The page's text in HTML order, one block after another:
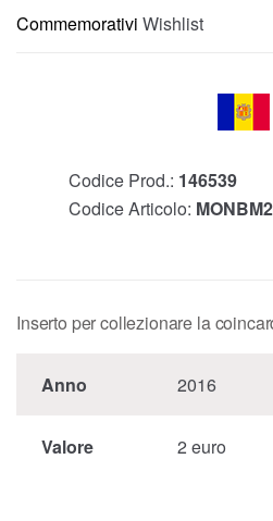
Commemorativi Wishlist
Codice Prod.: 146539
Codice Articolo:
Inserto per collezionare la
Anno 2016
Valore 2 euro